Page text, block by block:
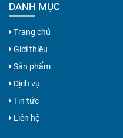
DANH MỤC
Trang chủ
Giới thiệu
Sản phẩm
Dịch vụ
Tin tức
Liên hệ